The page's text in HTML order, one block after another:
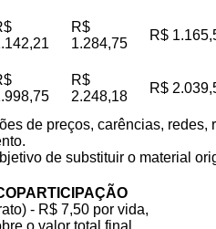
R$
1.284,75
R$
R$
2.248,18
R$
de preços, carências,
de substituir o material
- R$ 7,50 por vida,